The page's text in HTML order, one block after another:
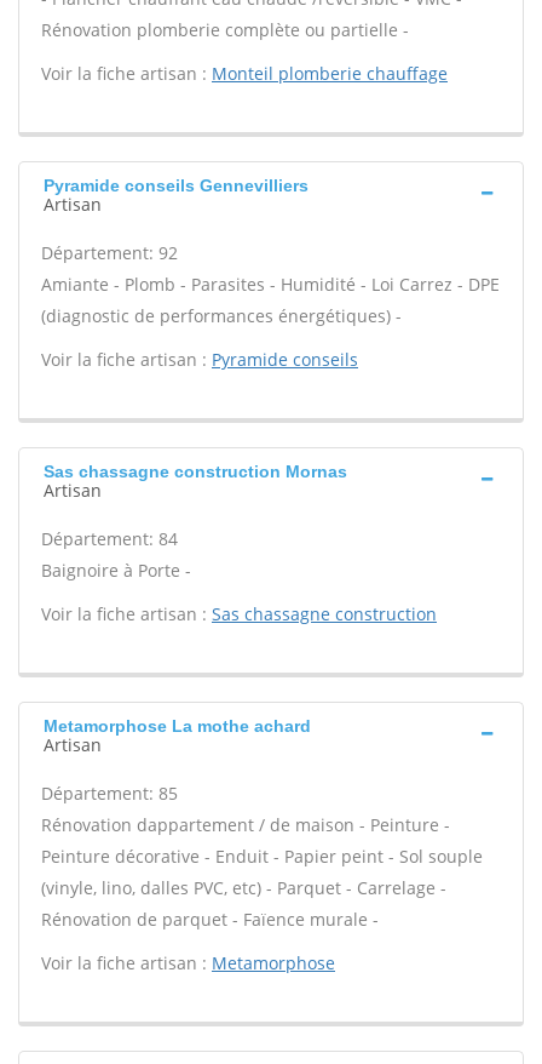
Rénovation plomberie complète ou partielle -
Voir la fiche artisan : Monteil plomberie chauffage
Pyramide conseils Gennevilliers
Artisan
Département: 92
Amiante - Plomb - Parasites - Humidité - Loi Carrez - DPE
(diagnostic de performances énergétiques) -
Voir la fiche artisan : Pyramide conseils
Sas chassagne construction Mornas
Artisan
Département: 84
Baignoire à Porte -
Voir la fiche artisan : Sas chassagne construction
Metamorphose La mothe achard
Artisan
Département: 85
Rénovation dappartement / de maison - Peinture -
Peinture décorative - Enduit - Papier peint - Sol souple
(vinyle, lino, dalles PVC, etc) - Parquet - Carrelage -
Rénovation de parquet - Faïence murale -
Voir la fiche artisan : Metamorphose